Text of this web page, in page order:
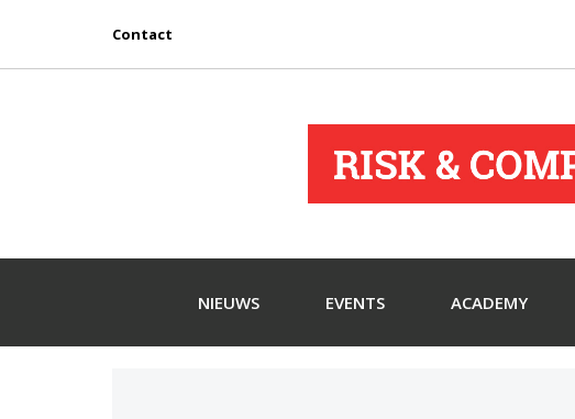
Contact
NIEUWS EVENTS ACADEMY